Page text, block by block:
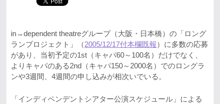
in→dependent theatreグループ（大阪・日本橋）の「ロング
ランプロジェクト」（2005/12/17付本欄既報）に多数の応募
があり、当初予定の1st（キャパ60～100名）だけでなく、
よりキャパのある2nd（キャパ150～2000名）でのロングラ
ンや3週間、4週間の申し込みが相次いでいる。
「インディペンデントシアター公演スケジュール」による